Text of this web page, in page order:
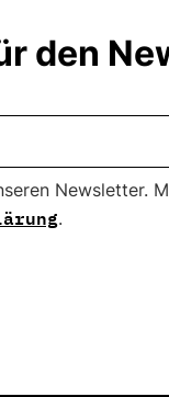
den
Newsletter.
.